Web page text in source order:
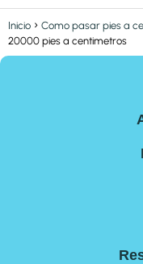
Inicio Como pasar pies a
20000 pies a centimetros